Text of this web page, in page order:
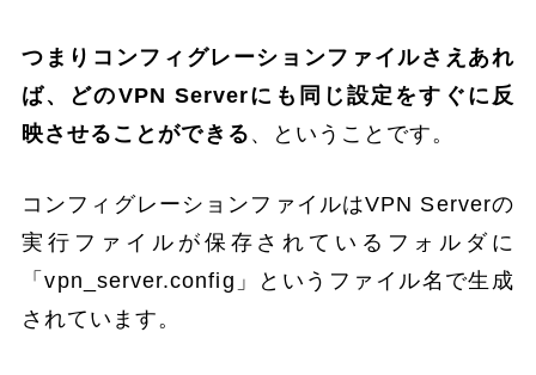
つまりコンフィグレーションファイルさえあれ
ば、どのVPN Serverにも同じ設定をすぐに反
映させることができる 、ということです。
コンフィグレーションファイルはVPN Serverの
実行ファイルが保存されているフォルダに
「vpn_server.config」というファイル名で生成
されています。